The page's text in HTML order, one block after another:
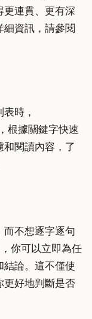
更連貫、更有深
細資訊，請參閱
時，
根據關鍵字快速
閱讀內容，了
而不想逐字逐句
你可以立即為任
結論。這不僅使
更好地判斷是否